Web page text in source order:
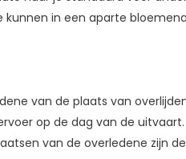
in een aparte
van de plaats van
op de dag van de
van de overledene zijn